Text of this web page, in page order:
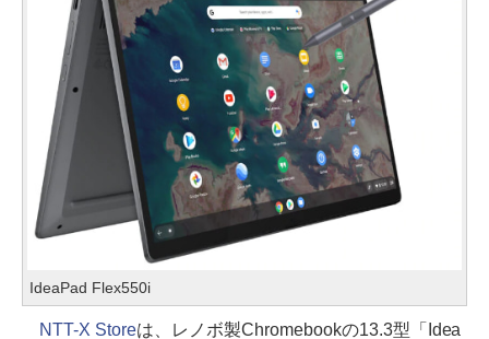
IdeaPad Flex550i
NTT-X Storeは、レノボ製Chromebookの13.3型「Idea